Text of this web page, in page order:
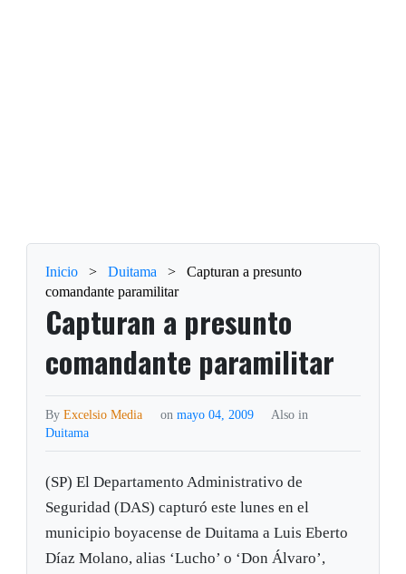
Inicio > Duitama >
Capturan a presunto
comandante paramilitar
Capturan a presunto
comandante paramilitar
ByExcelsio Media on mayo 04, 2009
Also in
Duitama
(SP) El Departamento Administrativo de
Seguridad (DAS) capturó este lunes en el
municipio boyacense de Duitama a Luis Eberto
Díaz Molano, alias ‘Lucho’ o ‘Don Álvaro’,